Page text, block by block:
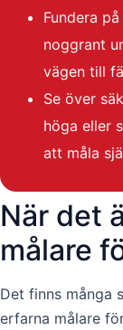
Fundera
noggrant
vägen till
Se över
höga eller
att måla
När det
målare
Det finns många
erfarna målare